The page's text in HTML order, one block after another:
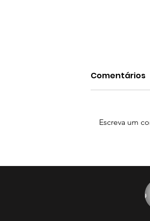
Comentários
Escreva um